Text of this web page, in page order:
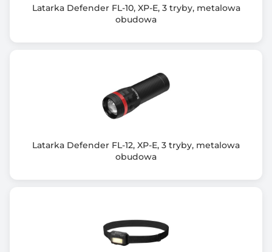
Latarka Defender FL-10, XP-E, 3 tryby, metalowa
obudowa
Latarka Defender FL-12, XP-E, 3 tryby, metalowa
obudowa